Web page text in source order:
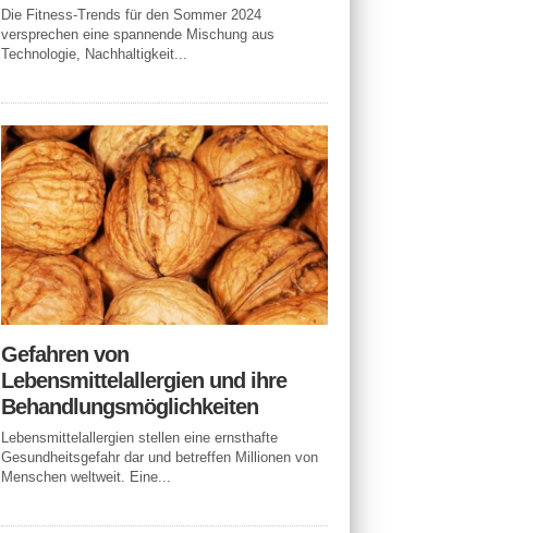
Die Fitness-Trends für den Sommer 2024
versprechen eine spannende Mischung aus
Technologie, Nachhaltigkeit...
Gefahren von
Lebensmittelallergien und ihre
Behandlungsmöglichkeiten
Lebensmittelallergien stellen eine ernsthafte
Gesundheitsgefahr dar und betreffen Millionen von
Menschen weltweit. Eine...